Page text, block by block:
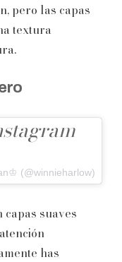
pero las capas
textura
(@winnieharlow)
suaves
has